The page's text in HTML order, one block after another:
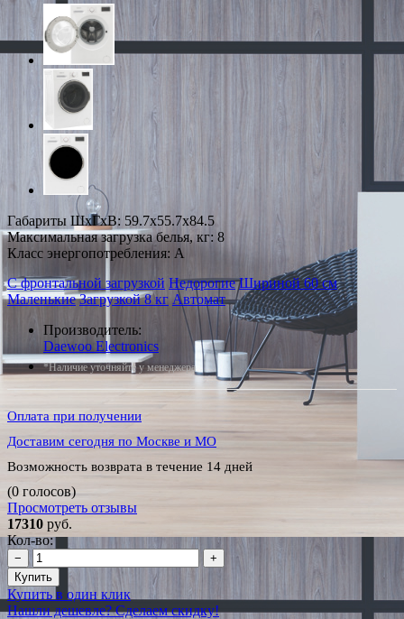
Габариты ШxГxВ: 59.7x55.7x84.5
Максимальная загрузка белья, кг: 8
Класс энергопотребления: A
С фронтальной загрузкой Недорогие Шириной 60 см
Маленькие Загрузкой 8 кг Автомат
Производитель:
Daewoo Electronics
*Наличие уточняйте у менеджера
Оплата при получении
Доставим сегодня по Москве и МО
Возможность возврата в течение 14 дней
(0 голосов)
Просмотреть отзывы
17310 руб.
Кол-во:
−
+
Купить
Купить в один клик
Нашли дешевле? Сделаем скидку!